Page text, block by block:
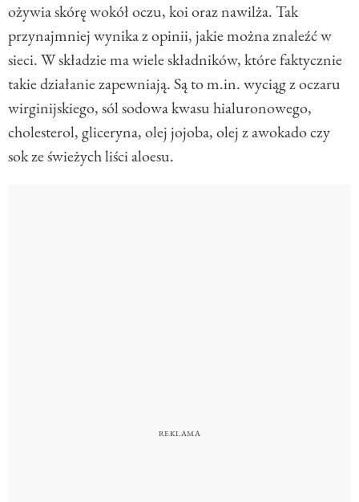
ożywia skórę wokół oczu, koi oraz nawilża. Tak
przynajmniej wynika z opinii, jakie można znaleźć w
sieci. W składzie ma wiele składników, które faktycznie
takie działanie zapewniają. Są to m.in. wyciąg z oczaru
wirginijskiego, sól sodowa kwasu hialuronowego,
cholesterol, gliceryna, olej jojoba, olej z awokado czy
sok ze świeżych liści aloesu.